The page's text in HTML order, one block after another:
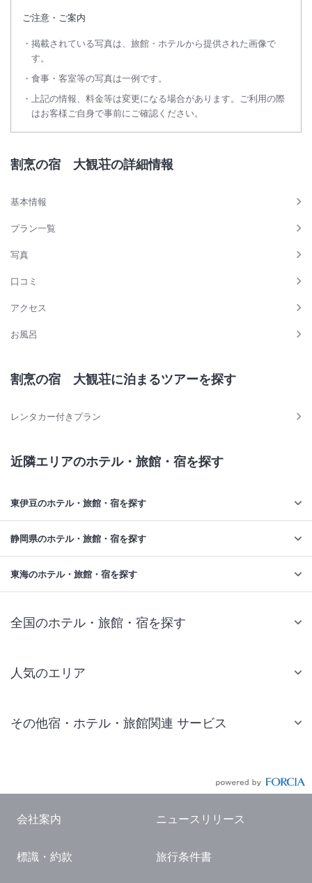
ご注意・ご案内
掲載されている写真は、旅館・ホテルから提供された画像で
す。
食事・客室等の写真は一例です。
上記の情報、料金等は変更になる場合があります。ご利用の際
はお客様ご自身で事前にご確認ください。
割烹の宿 大観荘の詳細情報
基本情報
プラン一覧
写真
口コミ
アクセス
お風呂
割烹の宿 大観荘に泊まるツアーを探す
レンタカー付きプラン
近隣エリアのホテル・旅館・宿を探す
東伊豆のホテル・旅館・宿を探す
静岡県のホテル・旅館・宿を探す
東海のホテル・旅館・宿を探す
全国のホテル・旅館・宿を探す
人気のエリア
仙台 ホテル
東京ドーム ホテル
横浜 ホテル
その他宿・ホテル・旅館関連 サービス
国内観光ガイド
会社案内 ニュースリリース
標識・約款 旅行条件書